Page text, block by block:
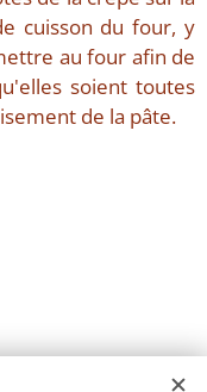
cuisson du four, y
au four afin de
soient toutes
de la pâte.